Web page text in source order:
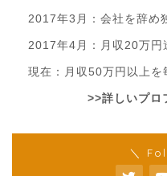
2017年3月：会社を辞め
2017年4月：月収20万円
現在：月収50万円以上を
>>詳しいプロ
＼